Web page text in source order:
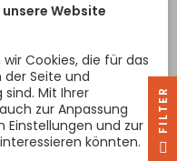
/ SCHWARZ MATT
obere Schiene MAXX ist
für Schiebetüren von
bestimmt.
Sie sorgt für eine präzise
Website
Cookies, die für das
Seite und
Mit Ihrer
zur Anpassung
Einstellungen und zur
könnten.
R